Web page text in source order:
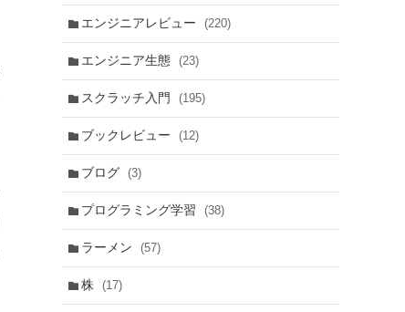
エンジニアレビュー (220)
エンジニア生態 (23)
スクラッチ入門 (195)
ブックレビュー (12)
ブログ (3)
プログラミング学習 (38)
ラーメン (57)
株 (17)